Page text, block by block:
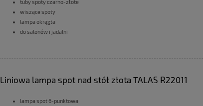
tuby spoty czarno-złote
wiszące spoty
lampa okrągła
do salonów i jadalni
Liniowa lampa spot nad stół złota TALAS R22011
lampa spot 6-punktowa